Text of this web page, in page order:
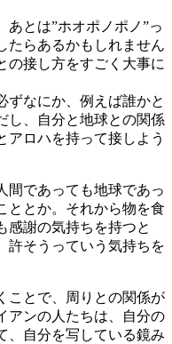
とは”ホオポノポノ”っ
たらあるかもしれません
の接し方をすごく大事に
なにか、例えば誰かと
し、自分と地球との関係
アロハを持って接しよう
であっても地球であっ
ととか。それから物を食
感謝の気持ちを持つと
許そうっていう気持ちを
とで、周りとの関係が
アンの人たちは、自分の
、自分を写している鏡み